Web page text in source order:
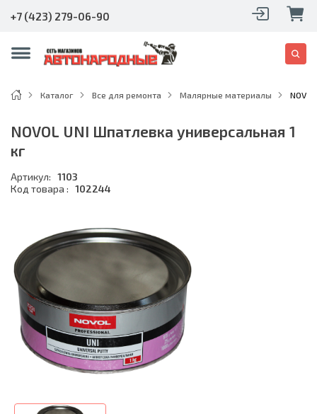
+7 (423) 279-06-90
Каталог Все для ремонта Малярные материалы
NOVOL UNI Шпатлевка универсальная 1
кг
Артикул: 1103
Код товара : 102244